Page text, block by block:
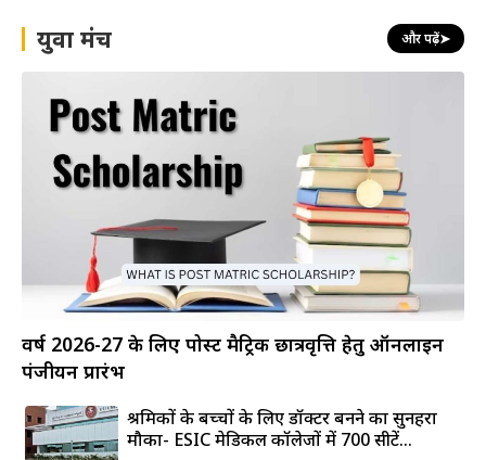
युवा मंच और पढ़ें➤
वर्ष 2026-27 के लिए पोस्ट मैट्रिक छात्रवृत्ति हेतु ऑनलाइन
पंजीयन प्रारंभ
श्रमिकों के बच्चों के लिए डॉक्टर बनने का सुनहरा
मौका- ESIC मेडिकल कॉलेजों में 700 सीटें...